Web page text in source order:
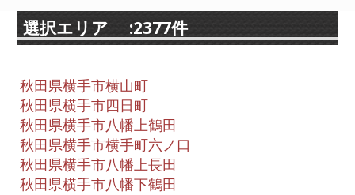
選択エリア :2377件
秋田県横手市横山町
秋田県横手市四日町
秋田県横手市八幡上鶴田
秋田県横手市横手町六ノ口
秋田県横手市八幡上長田
秋田県横手市八幡下鶴田